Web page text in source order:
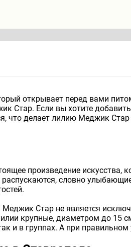
открывает перед вами
Стар. Если вы хотите
что делает лилию Меджик
произведение искусства,
словно
Стар не является
крупные, диаметром до 15
и в группах. А при